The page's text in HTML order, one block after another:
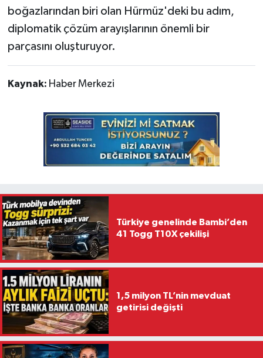
boğazlarından biri olan Hürmüz'deki bu adım,
diplomatik çözüm arayışlarının önemli bir
parçasını oluşturuyor.
Kaynak: Haber Merkezi
Türkiye genelinde Bambi’den
41 Togg T10X çekilişi
1,5 milyon TL’nin mevduat
getirisi değişti